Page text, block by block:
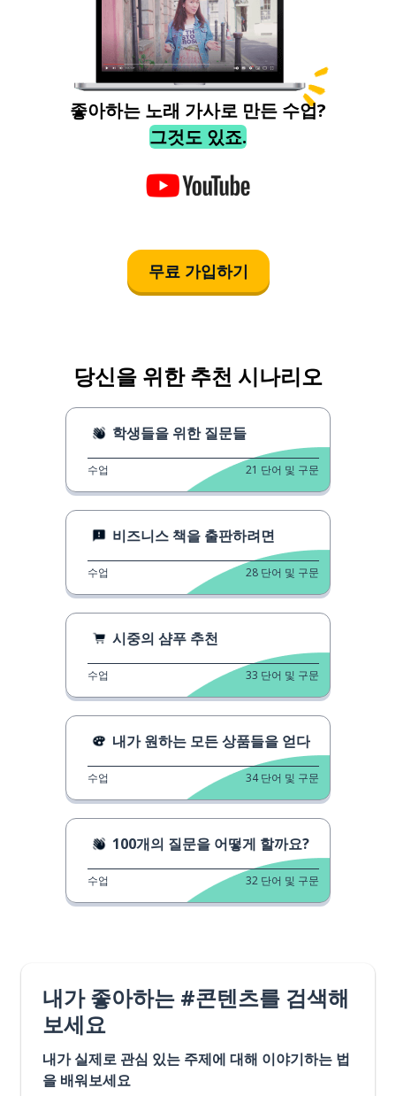
좋아하는 노래 가사로 만든 수업?
그것도 있죠.
무료 가입하기
당신을 위한 추천 시나리오
학생들을 위한 질문들
수업 21 단어 및 구문
비즈니스 책을 출판하려면
수업 28 단어 및 구문
시중의 샴푸 추천
수업 33 단어 및 구문
내가 원하는 모든 상품들을 얻다
수업 34 단어 및 구문
100개의 질문을 어떻게 할까요?
수업 32 단어 및 구문
내가 좋아하는 #콘텐츠를 검색해
보세요
내가 실제로 관심 있는 주제에 대해 이야기하는 법
을 배워보세요